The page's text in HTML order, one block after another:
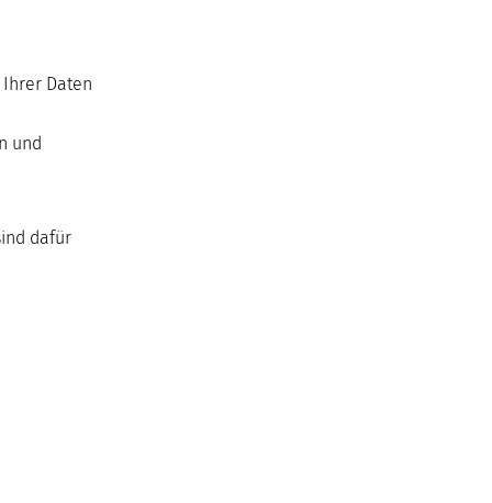
Daten
und
dafür